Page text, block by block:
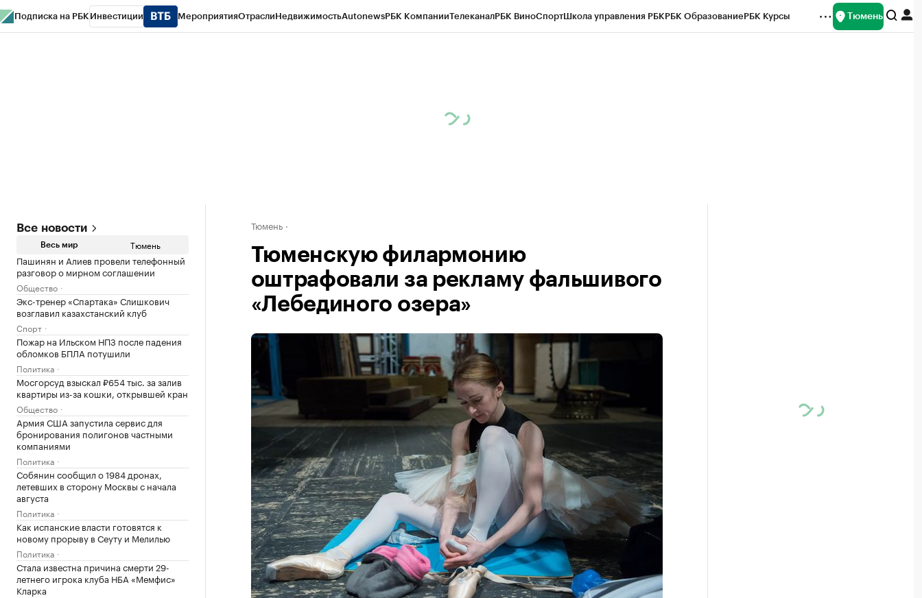
Подписка на РБК Инвестиции МероприятияОтраслиНедвижимостьAutonewsРБК КомпанииТелеканалРБК ВиноСпортШкола управления РБКРБК ОбразованиеРБК Курсы Тюмень
Все новости
Весь мир Тюмень
Пашинян и Алиев провели телефонный
разговор о мирном соглашении
Общество
Экс-тренер «Спартака» Слишкович
возглавил казахстанский клуб
Спорт
Пожар на Ильском НПЗ после падения
обломков БПЛА потушили
Политика
Мосгорсуд взыскал ₽654 тыс. за залив
квартиры из-за кошки, открывшей кран
Общество
Армия США запустила сервис для
бронирования полигонов частными
компаниями
Политика
Собянин сообщил о 1984 дронах,
летевших в сторону Москвы с начала
августа
Политика
Как испанские власти готовятся к
новому прорыву в Сеуту и Мелилью
Политика
Стала известна причина смерти 29-
летнего игрока клуба НБА «Мемфис»
Кларка
Тюмень
Тюменскую филармонию
оштрафовали за рекламу фальшивого
«Лебединого озера»